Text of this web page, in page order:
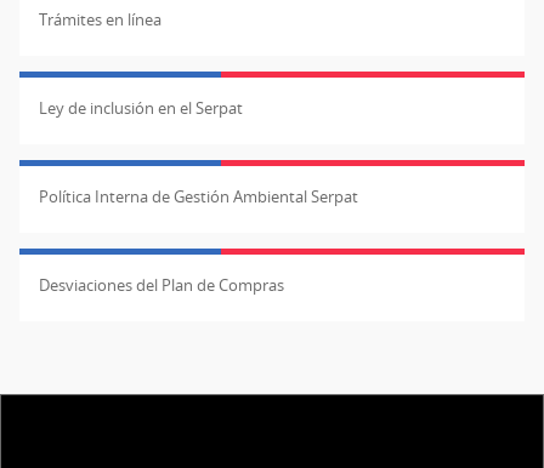
Trámites en línea
Ley de inclusión en el Serpat
Política Interna de Gestión Ambiental Serpat
Desviaciones del Plan de Compras